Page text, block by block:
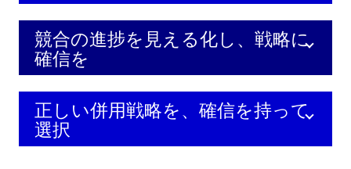
競合の進捗を見える化し、戦略に
確信を
正しい併用戦略を、確信を持って
選択